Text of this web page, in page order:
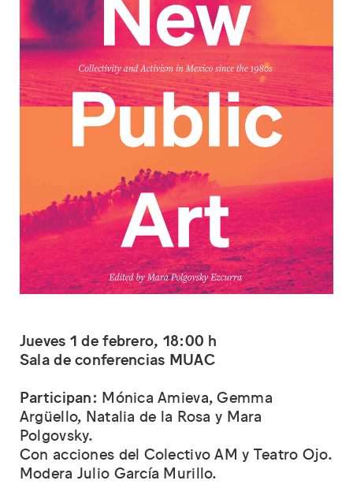
Jueves 1 de febrero, 18:00 h
Sala de conferencias MUAC
Participan: Mónica Amieva, Gemma
Argüello, Natalia de la Rosa y Mara
Polgovsky.
Con acciones del Colectivo AM y Teatro Ojo.
Modera Julio García Murillo.